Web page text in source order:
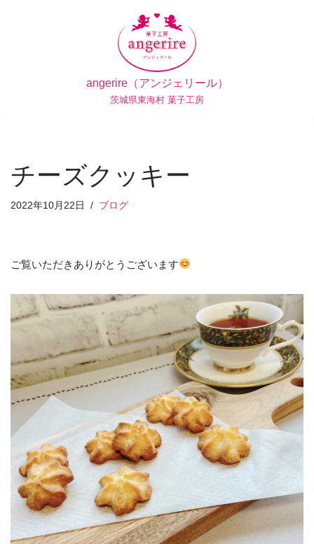
ッ
プ
angerire（アンジェリール）
茨城県東海村 菓子工房
チーズクッキー
2022年10月22日 ブログ
ご覧いただきありがとうございます